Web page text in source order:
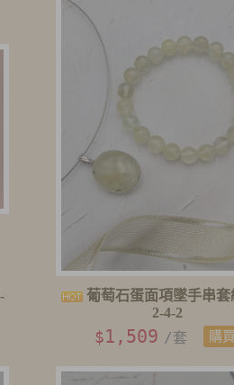
葡萄石蛋面項墜手串套
2-4-2
$1,509 /套 購買